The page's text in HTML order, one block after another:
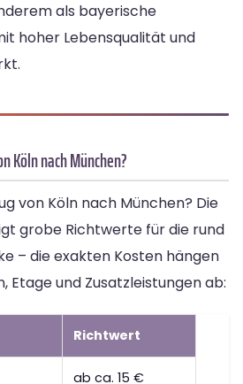
als bayerische
hoher Lebensqualität und
Köln nach München?
von Köln nach München? Die
grobe Richtwerte für die rund
– die exakten Kosten hängen
Etage und Zusatzleistungen ab:
Richtwert
ab ca. 15 €